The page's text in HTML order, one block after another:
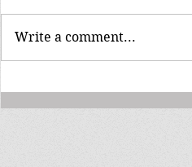
Write a comment...